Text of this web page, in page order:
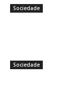
Sociedade
Sociedade